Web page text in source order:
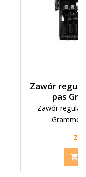
Zawór
pas
Zawór
Grammer
